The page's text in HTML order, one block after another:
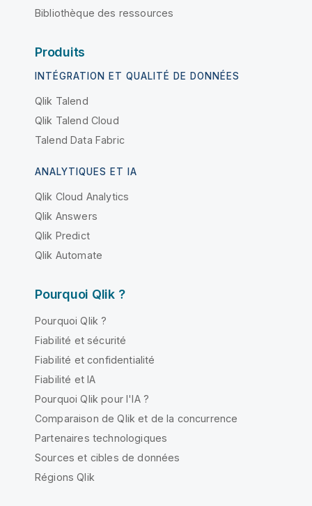
Bibliothèque des ressources
Produits
INTÉGRATION ET QUALITÉ DE DONNÉES
Qlik Talend
Qlik Talend Cloud
Talend Data Fabric
ANALYTIQUES ET IA
Qlik Cloud Analytics
Qlik Answers
Qlik Predict
Qlik Automate
Pourquoi Qlik ?
Pourquoi Qlik ?
Fiabilité et sécurité
Fiabilité et confidentialité
Fiabilité et IA
Pourquoi Qlik pour l'IA ?
Comparaison de Qlik et de la concurrence
Partenaires technologiques
Sources et cibles de données
Régions Qlik